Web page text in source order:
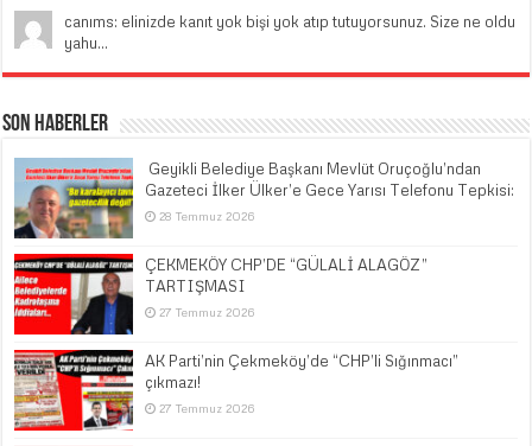
canıms: elinizde kanıt yok bişi yok atıp tutuyorsunuz. Size ne oldu
yahu...
Son Haberler
​ Geyikli Belediye Başkanı Mevlüt Oruçoğlu’ndan
Gazeteci İlker Ülker’e Gece Yarısı Telefonu Tepkisi:
28 Temmuz 2026
ÇEKMEKÖY CHP’DE “GÜLALİ ALAGÖZ”
TARTIŞMASI
27 Temmuz 2026
AK Parti’nin Çekmeköy’de “CHP’li Sığınmacı”
çıkmazı!
27 Temmuz 2026